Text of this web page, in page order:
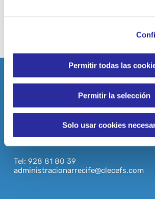
Permitir todas las
Permitir la selección
Solo usar cookies
DATOS DE CONTACTO
C/ Rambla Medular, s/n, 35500
Tel: 928 81 80 39
administracionarrecife@clecefs.com